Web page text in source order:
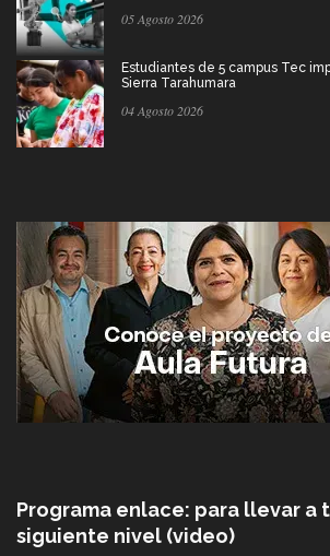
05 Agosto 2026
Estudiantes de 5 campus Tec
Sierra Tarahumara
04 Agosto 2026
Programa enlace: para llevar a
siguiente nivel (video)